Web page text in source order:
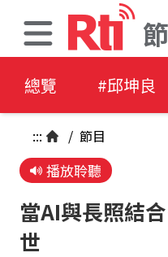
總覽 #邱坤良
::: / 節目
播放聆聽
當AI與長照結
世